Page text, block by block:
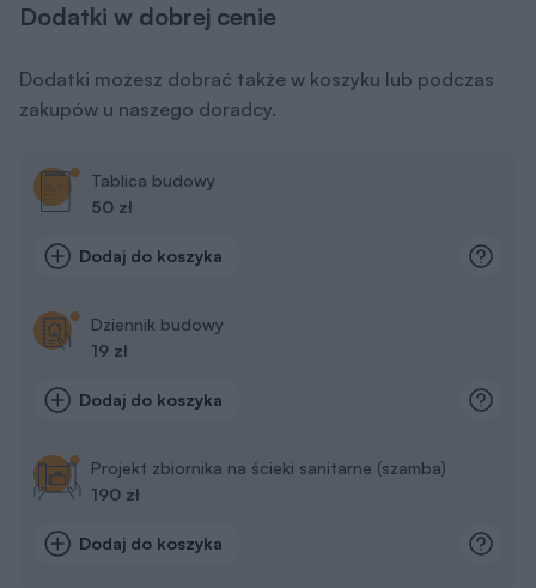
Dodatki w dobrej cenie
Dodatki możesz dobrać także w koszyku lub podczas
zakupów u naszego doradcy.
Tablica budowy
50 zł
Dodaj do koszyka
Dziennik budowy
19 zł
Dodaj do koszyka
Projekt zbiornika na ścieki sanitarne (szamba)
190 zł
Dodaj do koszyka